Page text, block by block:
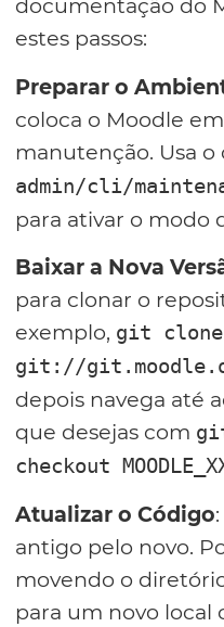
documentação do
estes passos:
Preparar o
coloca o Moodle
manutenção. Usa
admin/cli/
para ativar o modo
Baixar a Nova
para clonar o
exemplo, git clone
git://
depois navega até
que desejas com
checkout
Atualizar o Código
antigo pelo novo.
movendo o
para um novo local